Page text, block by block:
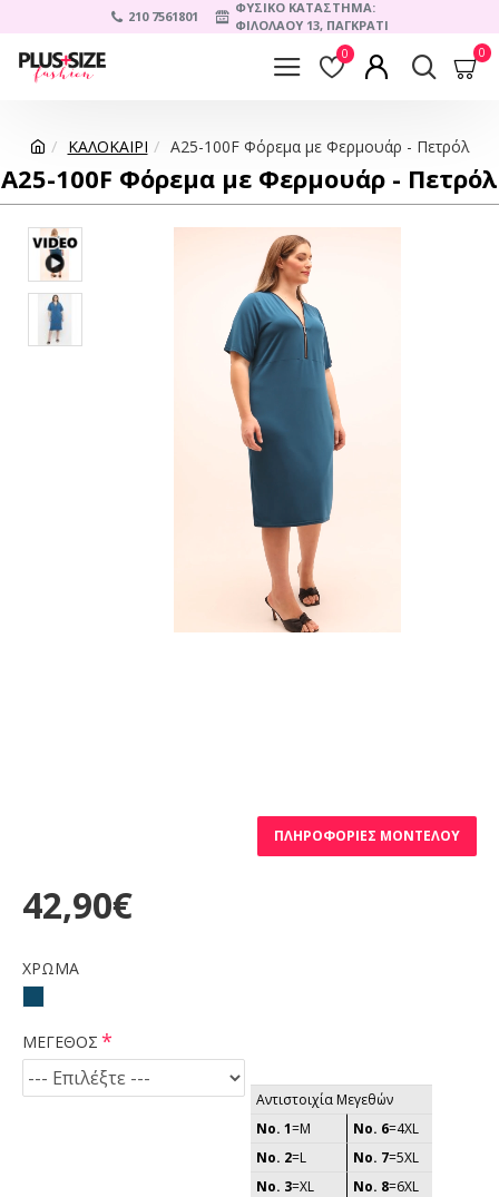
210 7561801
ΦΥΣΙΚΟ ΚΑΤΑΣΤΗΜΑ:
ΦΙΛΟΛΑΟΥ 13, ΠΑΓΚΡΑΤΙ
0 0
ΚΑΛΟΚΑΙΡΙ A25-100F Φόρεμα με Φερμουάρ - Πετρόλ
A25-100F Φόρεμα με Φερμουάρ - Πετρόλ
ΠΛΗΡΟΦΟΡΊΕΣ ΜΟΝΤΈΛΟΥ
42,90€
ΧΡΩΜΑ
ΜΕΓΕΘΟΣ
Αντιστοιχία Μεγεθών
No. 1=M No. 6=4XL
No. 2=L No. 7=5XL
No. 3=XL No. 8=6XL